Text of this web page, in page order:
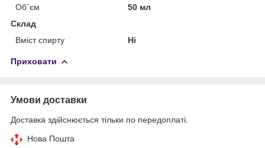
Об`єм
50 мл
Склад
Вміст спирту
Ні
Приховати
Умови доставки
Доставка здійснюється тільки по передоплаті.
Нова Пошта